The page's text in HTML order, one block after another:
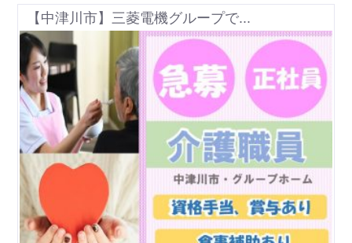
【中津川市】三菱電機グループで...